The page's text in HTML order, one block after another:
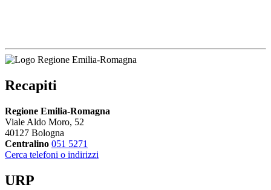
Recapiti
Regione Emilia-Romagna
Viale Aldo Moro, 52
40127 Bologna
Centralino 051 5271
Cerca telefoni o indirizzi
URP